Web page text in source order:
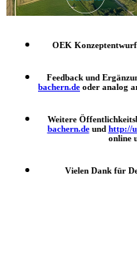
OEK
Feedback und
bachern.de oder analog
Weitere
bachern.deund http://
online
Vielen Dank für